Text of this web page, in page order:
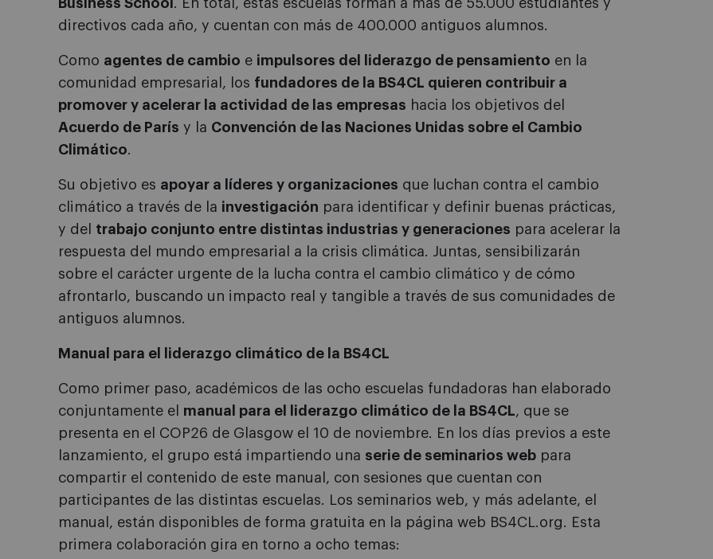
Business School . En total, estas escuelas forman a más de 55.000 estudiantes y
directivos cada año, y cuentan con más de 400.000 antiguos alumnos.
Como agentes de cambio e impulsores del liderazgo de pensamiento en la
comunidad empresarial, los fundadores de la BS4CL quieren contribuir a
promover y acelerar la actividad de las empresas hacia los objetivos del
Acuerdo de París y la Convención de las Naciones Unidas sobre el Cambio
Climático.
Su objetivo es apoyar a líderes y organizaciones que luchan contra el cambio
climático a través de la investigación para identificar y definir buenas prácticas,
y del trabajo conjunto entre distintas industrias y generaciones para acelerar la
respuesta del mundo empresarial a la crisis climática. Juntas, sensibilizarán
sobre el carácter urgente de la lucha contra el cambio climático y de cómo
afrontarlo, buscando un impacto real y tangible a través de sus comunidades de
antiguos alumnos.
Manual para el liderazgo climático de la BS4CL
Como primer paso, académicos de las ocho escuelas fundadoras han elaborado
conjuntamente el manual para el liderazgo climático de la BS4CL, que se
presenta en el COP26 de Glasgow el 10 de noviembre. En los días previos a este
lanzamiento, el grupo está impartiendo una serie de seminarios web para
compartir el contenido de este manual, con sesiones que cuentan con
participantes de las distintas escuelas. Los seminarios web, y más adelante, el
manual, están disponibles de forma gratuita en la página web BS4CL.org. Esta
primera colaboración gira en torno a ocho temas: